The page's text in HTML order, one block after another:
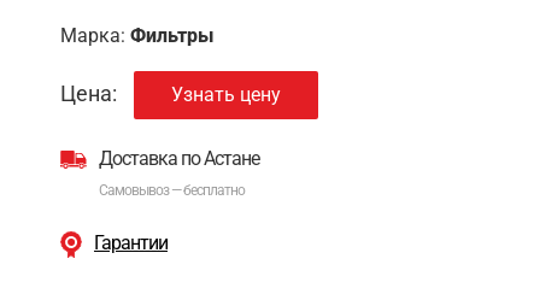
Марка: Фильтры
Цена: Узнать цену
Доставка по Астане
Самовывоз — бесплатно
Гарантии